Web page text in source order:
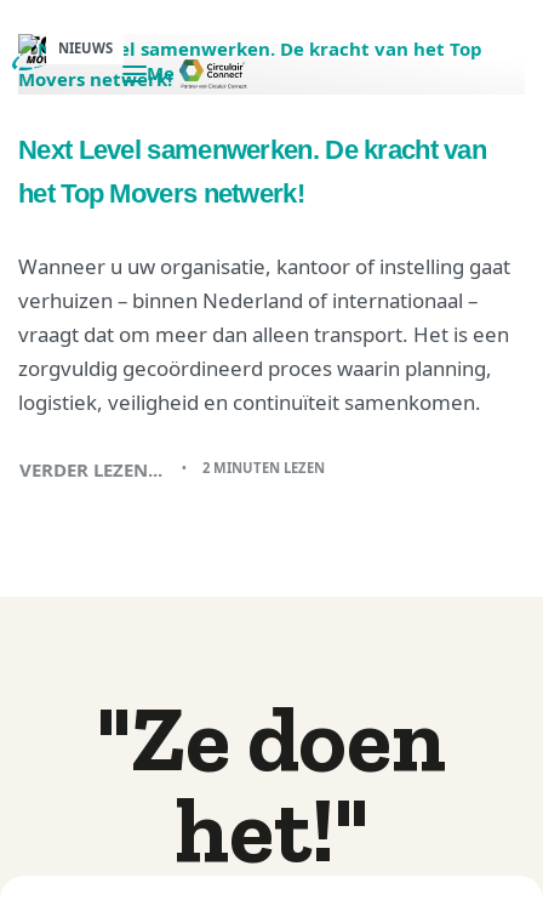
NIEUWS
Next Level samenwerken. De kracht van
het Top Movers netwerk!
Wanneer u uw organisatie, kantoor of instelling gaat
verhuizen – binnen Nederland of internationaal –
vraagt dat om meer dan alleen transport. Het is een
zorgvuldig gecoördineerd proces waarin planning,
logistiek, veiligheid en continuïteit samenkomen.
VERDER LEZEN... 2 MINUTEN LEZEN
"Ze doen
het!"